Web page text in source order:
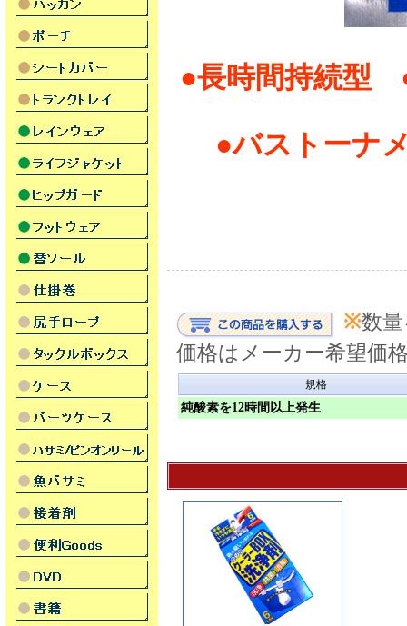
●長時間持続型
●バストーナ
※数
価格はメーカー希望価
規格
純酸素を12時間以上発生